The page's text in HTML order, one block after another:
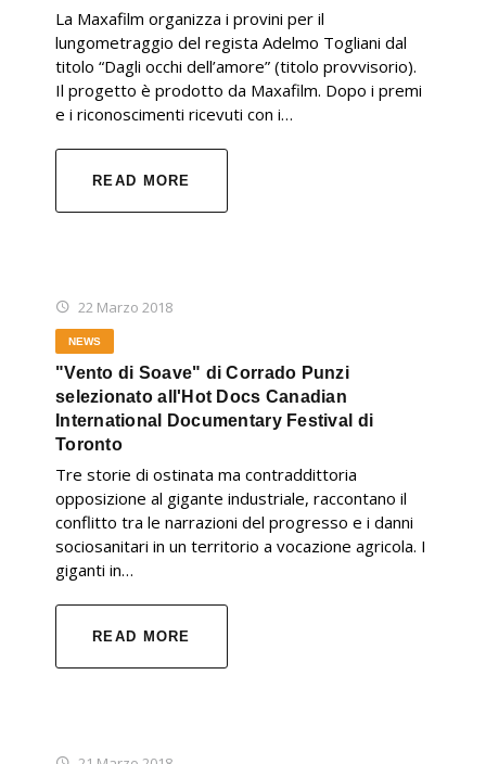
La Maxafilm organizza i provini per il
lungometraggio del regista Adelmo Togliani dal
titolo “Dagli occhi dell’amore” (titolo provvisorio).
Il progetto è prodotto da Maxafilm. Dopo i premi
e i riconoscimenti ricevuti con i…
READ MORE
22 Marzo 2018
NEWS
"Vento di Soave" di Corrado Punzi
selezionato all'Hot Docs Canadian
International Documentary Festival di
Toronto
Tre storie di ostinata ma contraddittoria
opposizione al gigante industriale, raccontano il
conflitto tra le narrazioni del progresso e i danni
sociosanitari in un territorio a vocazione agricola. I
giganti in…
READ MORE